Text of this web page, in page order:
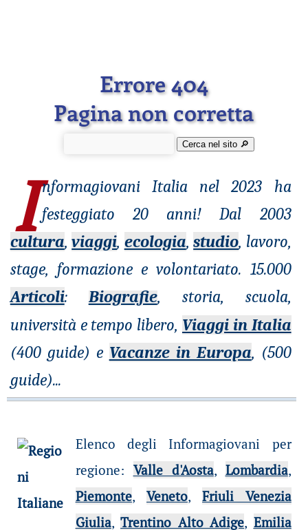
Errore 404
Pagina non corretta
Cerca nel sito 🔎︎
I nformagiovaniItalia nel 2023 ha
festeggiato 20 anni! Dal 2003
cultura,viaggi, ecologia,studio, lavoro,
stage, formazione e volontariato. 15.000
Articoli: Biografie, storia, scuola,
università e tempo libero, Viaggi in Italia
(400 guide) e Vacanze in Europa, (500
guide)...
Elenco degli Informagiovani per
regione: Valle d'Aosta, Lombardia,
Piemonte, Veneto,Friuli Venezia
Giulia,Trentino Alto Adige, Emilia